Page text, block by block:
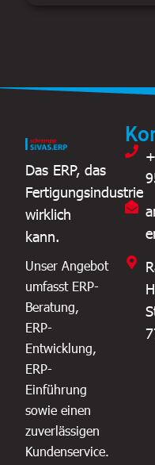
Das ERP, das
Fertigungsindustrie
wirklich
kann.
Unser Angebot
umfasst ERP-
Beratung,
ERP-
Entwicklung,
ERP-
Einführung
sowie einen
zuverlässigen
Kundenservice.